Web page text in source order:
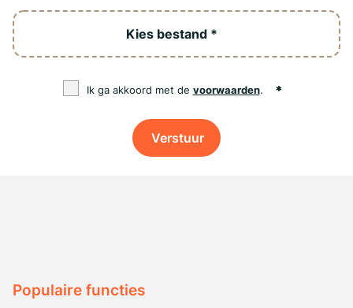
Kies bestand *
Ik ga akkoord met de voorwaarden.
Verstuur
Populaire functies